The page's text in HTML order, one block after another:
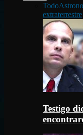
Todo
extraterrestre
Testigo